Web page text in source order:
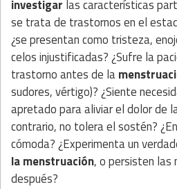
investigar las características
se trata de trastornos en el
¿se presentan como tristeza,
celos injustificadas? ¿Sufre la
trastorno antes de la
sudores, vértigo)? ¿Siente
apretado para aliviar el dolor de
contrario, no tolera el sostén?
cómoda? ¿Experimenta un
la menstruación, o persisten
después?